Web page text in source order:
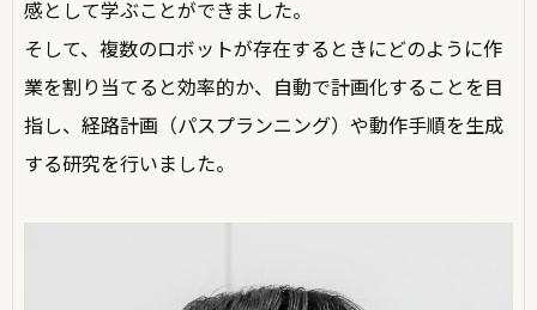
感として学ぶことができました。
そして、複数のロボットが存在するときにどのように作
業を割り当てると効率的か、自動で計画化することを目
指し、経路計画（パスプランニング）や動作手順を生成
する研究を行いました。